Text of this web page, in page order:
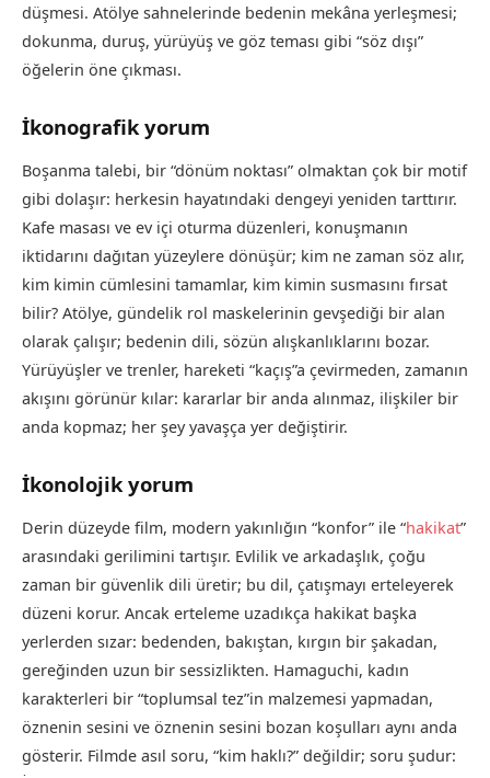
düşmesi. Atölye sahnelerinde bedenin mekâna yerleşmesi;
dokunma, duruş, yürüyüş ve göz teması gibi “söz dışı”
öğelerin öne çıkması.
İkonografik yorum
Boşanma talebi, bir “dönüm noktası” olmaktan çok bir motif
gibi dolaşır: herkesin hayatındaki dengeyi yeniden tarttırır.
Kafe masası ve ev içi oturma düzenleri, konuşmanın
iktidarını dağıtan yüzeylere dönüşür; kim ne zaman söz alır,
kim kimin cümlesini tamamlar, kim kimin susmasını fırsat
bilir? Atölye, gündelik rol maskelerinin gevşediği bir alan
olarak çalışır; bedenin dili, sözün alışkanlıklarını bozar.
Yürüyüşler ve trenler, hareketi “kaçış”a çevirmeden, zamanın
akışını görünür kılar: kararlar bir anda alınmaz, ilişkiler bir
anda kopmaz; her şey yavaşça yer değiştirir.
İkonolojik yorum
Derin düzeyde film, modern yakınlığın “konfor” ile “hakikat”
arasındaki gerilimini tartışır. Evlilik ve arkadaşlık, çoğu
zaman bir güvenlik dili üretir; bu dil, çatışmayı erteleyerek
düzeni korur. Ancak erteleme uzadıkça hakikat başka
yerlerden sızar: bedenden, bakıştan, kırgın bir şakadan,
gereğinden uzun bir sessizlikten. Hamaguchi, kadın
karakterleri bir “toplumsal tez”in malzemesi yapmadan,
öznenin sesini ve öznenin sesini bozan koşulları aynı anda
gösterir. Filmde asıl soru, “kim haklı?” değildir; soru şudur: